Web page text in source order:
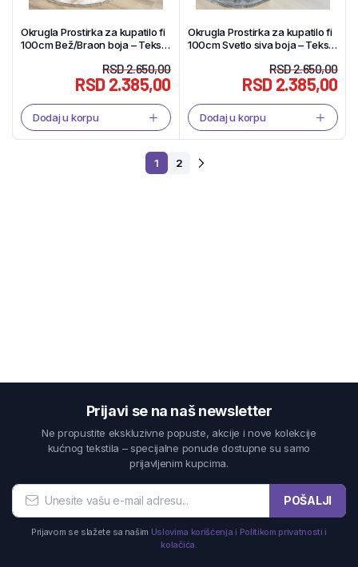
Okrugla Prostirka za kupatilo fi
100cm Bež/Braon boja – Tekstil
RSD2.650,00
RSD2.385,00
Dodaj u korpu
Okrugla Prostirka za kupatilo fi
100cm Svetlo siva boja – Tekstil
RSD2.650,00
RSD2.385,00
Dodaj u korpu
1 2
Prijavi se na naš newsletter
Ne propustite ekskluzivne popuste, akcije i nove kolekcije
kućnog tekstila – specijalne ponude dostupne su samo
prijavljenim kupcima.
POŠALJI
Prijavom se slažete sa našim Uslovima korišćenja i Politikom privatnosti i
kolačića.